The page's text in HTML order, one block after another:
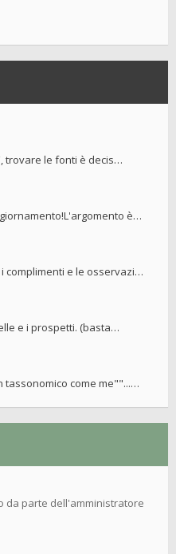
trovare le fonti è decis…
è…
complimenti e le osservazi…
e i prospetti. (basta…
tassonomico come me""...…
da parte dell'amministratore